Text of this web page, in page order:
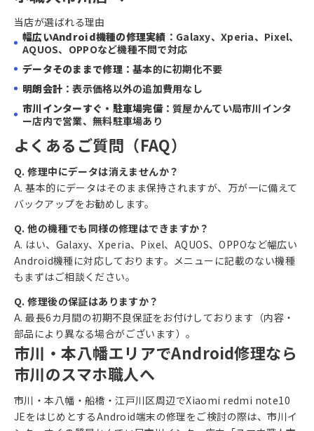
当店が選ばれる理由
幅広いAndroid機種の修理実績 ：Galaxy、Xperia、Pixel、
AQUOS、OPPOなど機種不問で対応
データそのままで修理：基本的に初期化不要
明朗会計 ：表示価格以外の追加費用なし
市川インターすぐ・駐車場完備：質屋かんてい局市川インタ
ー店内で営業、無料駐車場あり
よくあるご質問（FAQ）
Q. 修理中にデータは消えませんか？
A. 基本的にデータはそのまま保持されますが、万が一に備えて
バックアップをお勧めします。
Q. 他の機種でも同様の修理はできますか？
A. はい、Galaxy、Xperia、Pixel、AQUOS、OPPOなど幅広い
Android機種に対応しております。メニューに記載のない機種
もまずはご相談ください。
Q. 修理後の保証はありますか？
A. 最長6カ月間の初期不良保証をお付けしております（内容・
部品により異なる場合がございます）。
市川・本八幡エリアでAndroid修理なら
市川のスマホ職人へ
市川・本八幡・船橋・江戸川区周辺でXiaomi redmi note10
JEをはじめとするAndroid端末の修理をご検討の際は、市川イ